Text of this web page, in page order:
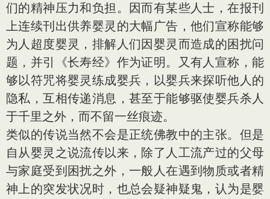
们的精神压力和负担。因而有某些人士，在报刊
上连续刊出供养婴灵的大幅广告，他们宣称能够
为人超度婴灵，排解人们因婴灵而造成的困扰问
题，并引《长寿经》作为证明。又有人宣称，能
够以符咒将婴灵练成婴兵，以婴兵来探听他人的
隐私，互相传递消息，甚至于能够驱使婴兵杀人
于千里之外，而不留一丝痕迹。
类似的传说当然不会是正统佛教中的主张。但是
自从婴灵之说流传以来，除了人工流产过的父母
与家庭受到困扰之外，一般人在遇到物质或者精
神上的突发状况时，也总会疑神疑鬼，认为是婴